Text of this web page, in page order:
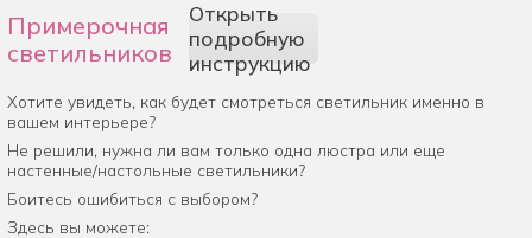
Примерочная
светильников
Открыть
подробную
инструкцию
Хотите увидеть, как будет смотреться светильник именно в
вашем интерьере?
Не решили, нужна ли вам только одна люстра или еще
настенные/настольные светильники?
Боитесь ошибиться с выбором?
Здесь вы можете: